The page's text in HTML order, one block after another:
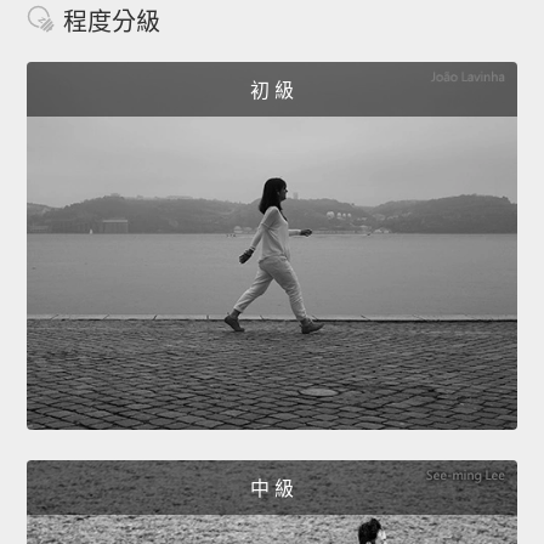
程度分級
初 級
中 級